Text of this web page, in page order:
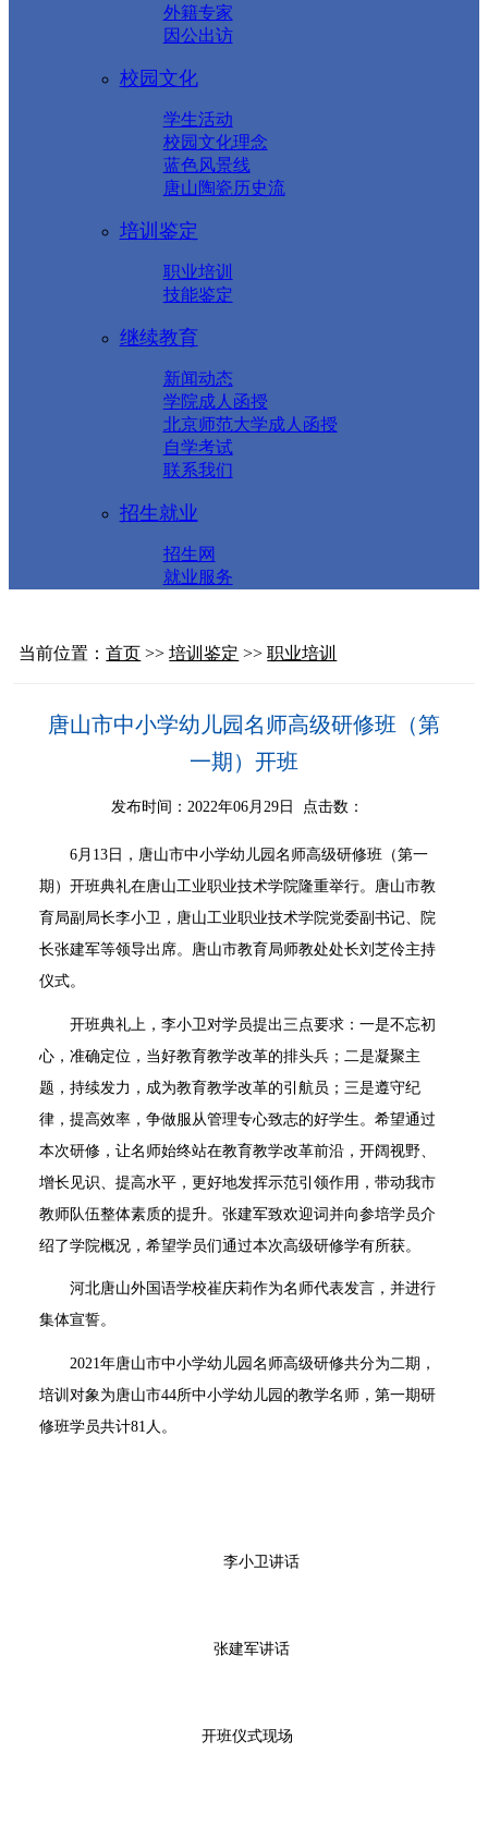
外籍专家
因公出访
校园文化
学生活动
校园文化理念
蓝色风景线
唐山陶瓷历史流
培训鉴定
职业培训
技能鉴定
继续教育
新闻动态
学院成人函授
北京师范大学成人函授
自学考试
联系我们
招生就业
招生网
就业服务
当前位置：首页 >>培训鉴定 >>职业培训
唐山市中小学幼儿园名师高级研修班（第
一期）开班
发布时间：2022年06月29日 点击数：
6月13日，唐山市中小学幼儿园名师高级研修班（第一
期）开班典礼在唐山工业职业技术学院隆重举行。唐山市教
育局副局长李小卫，唐山工业职业技术学院党委副书记、院
长张建军等领导出席。唐山市教育局师教处处长刘芝伶主持
仪式。
开班典礼上，李小卫对学员提出 三点要求 ：一是不忘初
心，准确定位，当好教育教学改革的排头兵；二是凝聚主
题，持续发力，成为教育教学改革的引航员；三是遵守纪
律，提高效率，争做服从管理专心致志的好学生 。希望通过
本次研修，让名师始终站在教育教学改革前沿，开阔视野、
增长见识、提高水平，更好地发挥示范引领作用，带动我市
教师队伍整体素质的提升。张建军致欢迎词并向参培学员介
绍了学院概况，希望学员们通过本次高级研修学有所获。
河北唐山外国语学校崔庆莉作为名师代表发言，并进行
集体宣誓。
2021年唐山市中小学幼儿园名师高级研修共分为二期，
培训对象为 唐山市44所中小学幼儿园的教学名师，第一期研
修班学员共计81 人。
李小卫讲话
张建军讲话
开班仪式现场